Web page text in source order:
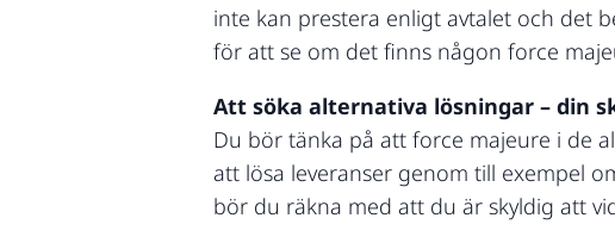
inte kan prestera enligt avtalet och det
för att se om det finns någon force
Att söka alternativa lösningar – din
Du bör tänka på att force majeure i de
att lösa leveranser genom till exempel
bör du räkna med att du är skyldig att